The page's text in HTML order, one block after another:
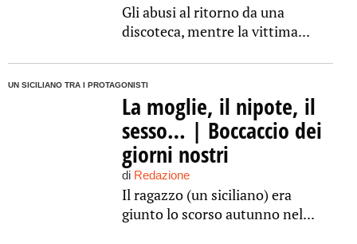
Gli abusi al ritorno da una
discoteca, mentre la vittima...
UN SICILIANO TRA I PROTAGONISTI
La moglie, il nipote, il
sesso… | Boccaccio dei
giorni nostri
di Redazione
Il ragazzo (un siciliano) era
giunto lo scorso autunno nel...